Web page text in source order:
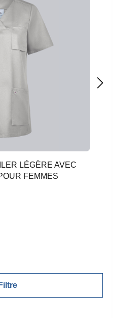
LÉGÈRE AVEC
FEMMES
Filtre